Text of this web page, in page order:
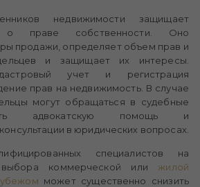
недвижимости защищает
о праве собственности. Оно
продажи, определяет объем прав и
и защищает их интересы.
учет и регистрация
прав на недвижимость. В случае
могут обращаться в судебные
адвокатскую помощь и
в юридических вопросах.
специалистов на
коммерческой или жилой
может существенно снизить